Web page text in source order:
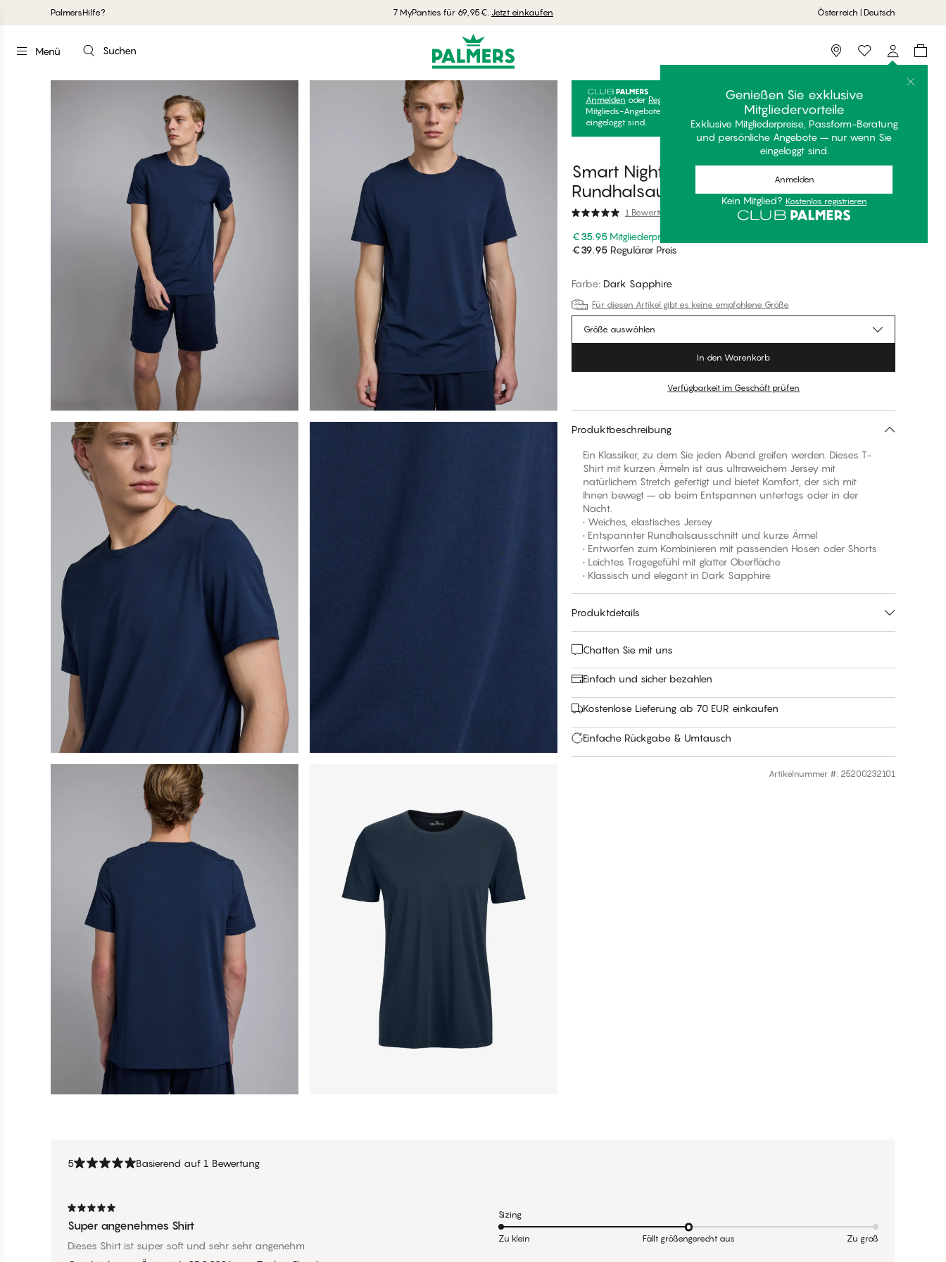
PalmersHilfe? 7 MyPanties für 69,95€. Jetzt einkaufen Österreich | Deutsch
Menü Suchen Storefinder
Genießen Sie exklusive
Mitgliedervorteile
Exklusive Mitgliederpreise, Passform-Beratung
und persönliche Angebote – nur wenn Sie
eingeloggt sind.
Anmelden
Kein Mitglied? Kostenlos registrieren
Anmelden oder Registrieren
Kostenlos anmelden, um Ihre exklusiven
Mitglieds-Angebote freizuschalten! Clubpreise sind nur gültig, wenn Sie
eingeloggt sind.
Smart Night T-Shirt Kurzarm,
Rundhalsausschnitt
1 Bewertung
€35.95 Mitgliederpreis
€39.95 Regulärer Preis
Farbe: Dark Sapphire
Für diesen Artikel gibt es keine empfohlene Größe
Größe auswählen
In den Warenkorb
Verfügbarkeit im Geschäft prüfen
Produktbeschreibung
Ein Klassiker, zu dem Sie jeden Abend greifen werden. Dieses T-
Shirt mit kurzen Ärmeln ist aus ultraweichem Jersey mit
natürlichem Stretch gefertigt und bietet Komfort, der sich mit
Ihnen bewegt – ob beim Entspannen untertags oder in der
Nacht.
• Weiches, elastisches Jersey
• Entspannter Rundhalsausschnitt und kurze Ärmel
• Entworfen zum Kombinieren mit passenden Hosen oder Shorts
• Leichtes Tragegefühl mit glatter Oberfläche
• Klassisch und elegant in Dark Sapphire
Produktdetails
Chatten Sie mit uns
Einfach und sicher bezahlen
Kostenlose Lieferung ab 70 EUR einkaufen
Einfache Rückgabe & Umtausch
Artikelnummer #: 25200232101
5 Basierend auf 1 Bewertung
Super angenehmes Shirt
Dieses Shirt ist super soft und sehr sehr angenehm
Sizing
Zu klein Fällt größengerecht aus Zu groß